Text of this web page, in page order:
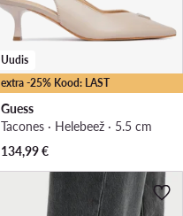
extra -25% Kood: LAST
Uudis
Guess
Tacones · Helebeež · 5.5 cm
134,99€